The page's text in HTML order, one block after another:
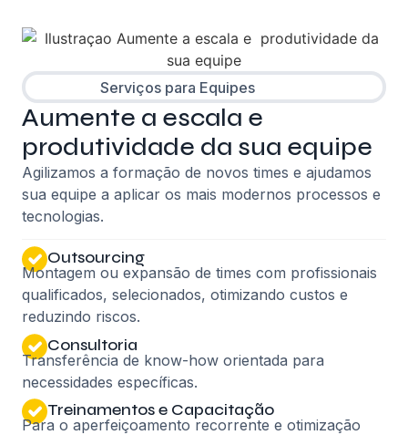
Serviços para Equipes
Aumente a escala e
produtividade da sua equipe
Agilizamos a formação de novos times e ajudamos
sua equipe a aplicar os mais modernos processos e
tecnologias.
Outsourcing
Montagem ou expansão de times com profissionais
qualificados, selecionados, otimizando custos e
reduzindo riscos.
Consultoria
Transferência de know-how orientada para
necessidades específicas.
Treinamentos e Capacitação
Para o aperfeiçoamento recorrente e otimização